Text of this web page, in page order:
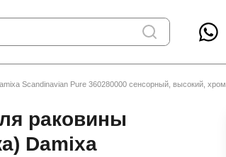
Scandinavian Pure 360280000 сенсорный, высокий, хром
раковины
Damixa